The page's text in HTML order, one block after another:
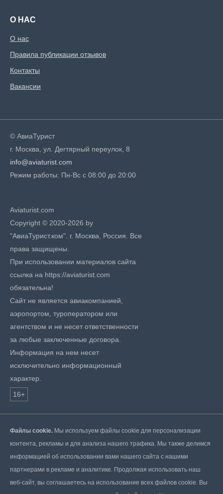
О НАС
О нас
Правила публикации отзывов
Контакты
Вакансии
© АвиаТурист
г. Москва, ул. Дегтярный переулок, 8
info@aviaturist.com
Режим работы: Пн-Вс с 08:00 до 20:00
Aviaturist.com
Copyright © 2020-2026 by
"АвиаТурист.ком". г. Москва, Россия. Все
права защищены.
При использовании материалов сайта
ссылка на https://aviaturist.com
обязательна!
Сайт не является авиакомпанией,
аэропортом, туроператором или
агентством и не несет ответственности
за любые заключенные договора.
Информация на нем несет
исключительно информационный
характер.
16+
Файлы cookie. Мы используем файлы cookie для персонализации
контента, рекламы и для анализа нашего трафика. Мы также делимся
информацией об использовании вами нашего сайта с нашими
партнерами в рекламе и аналитике. Продолжая использовать наш
веб-сайт, вы соглашаетесь на использование всех файлов cookie. Вы